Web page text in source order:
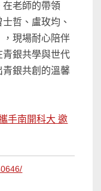
老師的帶領
哲、盧玫均、
現場耐心陪伴
銀共學與世代
青銀共創的溫馨
手南開科大 邀